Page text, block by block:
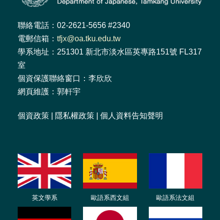
聯絡電話：02-2621-5656 #2340
電郵信箱： tfjx@oa.tku.edu.tw
學系地址：251301 新北市淡水區英專路151號 FL317
室
個資保護聯絡窗口：李欣欣
網頁維護：郭軒宇
個資政策 隱私權政策 個人資料告知聲明
英文學系 歐語系西文組 歐語系法文組